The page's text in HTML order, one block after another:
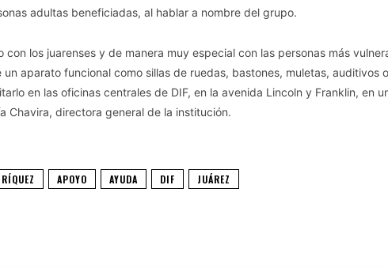
adultas beneficiadas, al hablar a nombre del grupo.
con los juarenses y de manera muy especial con las personas más
aparato funcional como sillas de ruedas, bastones, muletas, auditivos o
en las oficinas centrales de DIF, en la avenida Lincoln y Franklin, en
Chavira, directora general de la institución.
APOYO AYUDA DIF JUÁREZ